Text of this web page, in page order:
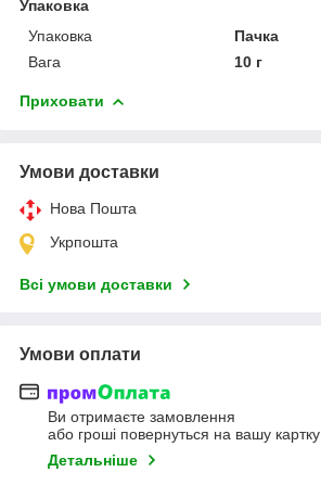
Упаковка
Упаковка
Пачка
Вага
10 г
Приховати
Умови доставки
Нова Пошта
Укрпошта
Всі умови доставки
Умови оплати
Ви отримаєте замовлення
або гроші повернуться на вашу картку
Детальніше